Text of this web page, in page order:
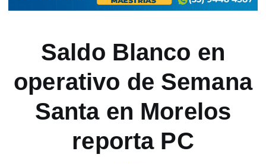
Saldo Blanco en
operativo de Semana
Santa en Morelos
reporta PC